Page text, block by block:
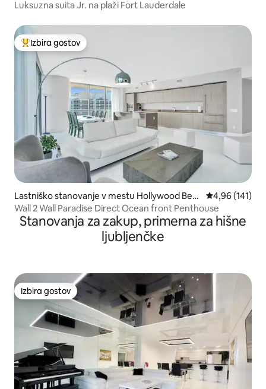
Luksuzna suita Jr. na plaži Fort Lauderdale
Najbolj priljubljena prenočišča z značko »Izbira gostov«
Izbira gostov
Lastniško stanovanje v mestu Hollywood Bea
ch
Povprečna
4,96 (141)
Wall 2 Wall Paradise Direct Ocean front Penthouse
Stanovanja za zakup, primerna za hišne
ljubljenčke
Izbira gostov
Izbira gostov